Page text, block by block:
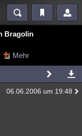
Mystery Kriminalfälle
Bragolin
Mehr
06.06.2006 um 19:48